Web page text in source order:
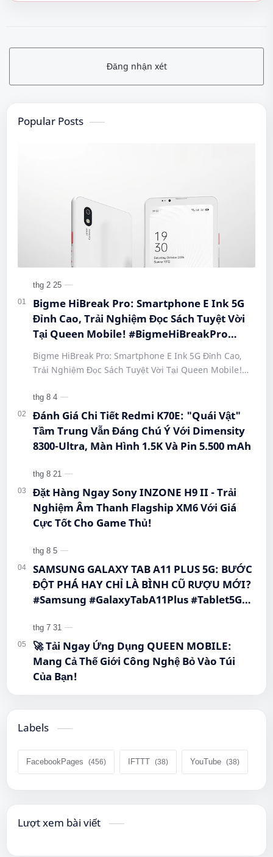
Đăng nhận xét
Popular Posts
Bigme HiBreak Pro: Smartphone E Ink 5G
Đỉnh Cao, Trải Nghiệm Đọc Sách Tuyệt Vời
Tại Queen Mobile! #BigmeHiBreakPro
#SmartphoneEInk #QueenMobile
#HiBreakPro5G #DienThoaiDocSach
#CongNgheMoi #MuaSamThongMinh
#EInkPhone #5GSmartphone
Bigme HiBreak Pro: Smartphone E Ink 5G Đỉnh Cao,
Trải Nghiệm Đọc Sách Tuyệt Vời Tại Queen Mobile!
#Hi…
Đánh Giá Chi Tiết Redmi K70E: "Quái Vật"
Tầm Trung Vẫn Đáng Chú Ý Với Dimensity
8300-Ultra, Màn Hình 1.5K Và Pin 5.500 mAh
Đặt Hàng Ngay Sony INZONE H9 II - Trải
Nghiệm Âm Thanh Flagship XM6 Với Giá
Cực Tốt Cho Game Thủ!
SAMSUNG GALAXY TAB A11 PLUS 5G: BƯỚC
ĐỘT PHÁ HAY CHỈ LÀ BÌNH CŨ RƯỢU MỚI?
#Samsung #GalaxyTabA11Plus #Tablet5G
🚀 Tải Ngay Ứng Dụng QUEEN MOBILE:
Mang Cả Thế Giới Công Nghệ Bỏ Vào Túi
Của Bạn!
Labels
FacebookPages IFTTT YouTube
Lượt xem bài viết